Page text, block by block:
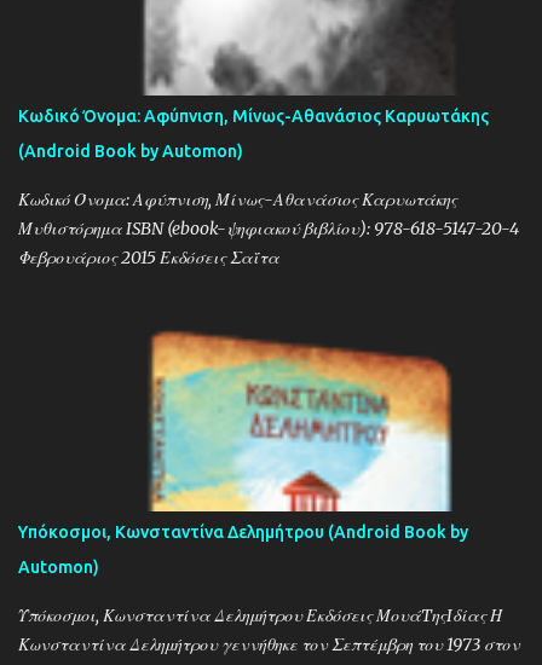
Κωδικό Όνομα: Αφύπνιση, Μίνως-Αθανάσιος Καρυωτάκης
(Android Book by Automon)
Κωδικό Όνομα: Αφύπνιση, Μίνως-Αθανάσιος Καρυωτάκης
Μυθιστόρημα ISBN (ebook-ψηφιακού βιβλίου): 978-618-5147-20-4
Φεβρουάριος 2015 Εκδόσεις Σαΐτα
Υπόκοσμοι, Κωνσταντίνα Δελημήτρου (Android Book by
Automon)
Υπόκοσμοι, Κωνσταντίνα Δελημήτρου Εκδόσεις ΜουάTηςIδίας Η
Κωνσταντίνα Δελημήτρου γεννήθηκε τον Σεπτέμβρη του 1973 στον